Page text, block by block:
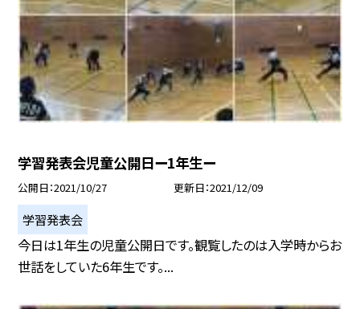
学習発表会児童公開日ー1年生ー
公開日 2021/10/27 更新日 2021/12/09
学習発表会
今日は1年生の児童公開日です。観覧したのは入学時からお
世話をしていた6年生です。...